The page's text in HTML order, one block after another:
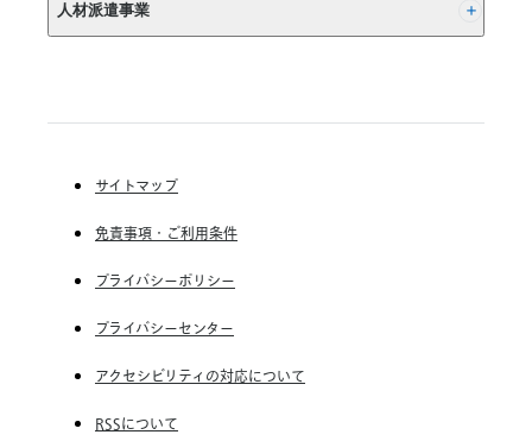
(株) インディードリクルートテクノロジーズ
人材派遣事業
RGF Staffing France SAS
RGF Staffing Germany GmbH
RGF Staffing the Netherlands B.V.
Unique NV
サイトマップ
免責事項・ご利用条件
プライバシーポリシー
プライバシーセンター
アクセシビリティの対応について
RSSについて